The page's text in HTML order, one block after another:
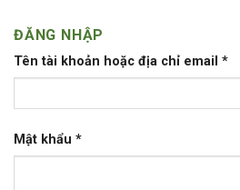
ĐĂNG NHẬP
Tên tài khoản hoặc địa chỉ email *
Mật khẩu *